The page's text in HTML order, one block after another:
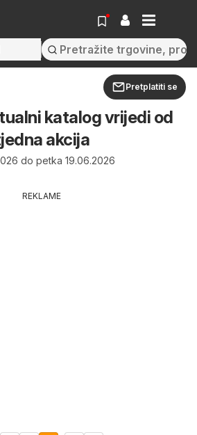
Pretplatiti se
katalog vrijedi od
akcija
do petka 19.06.2026
REKLAME